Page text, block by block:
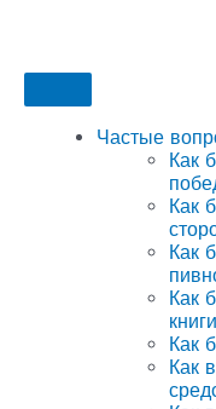
Частые
Как
Как
Как
Как
книги
Как
Как